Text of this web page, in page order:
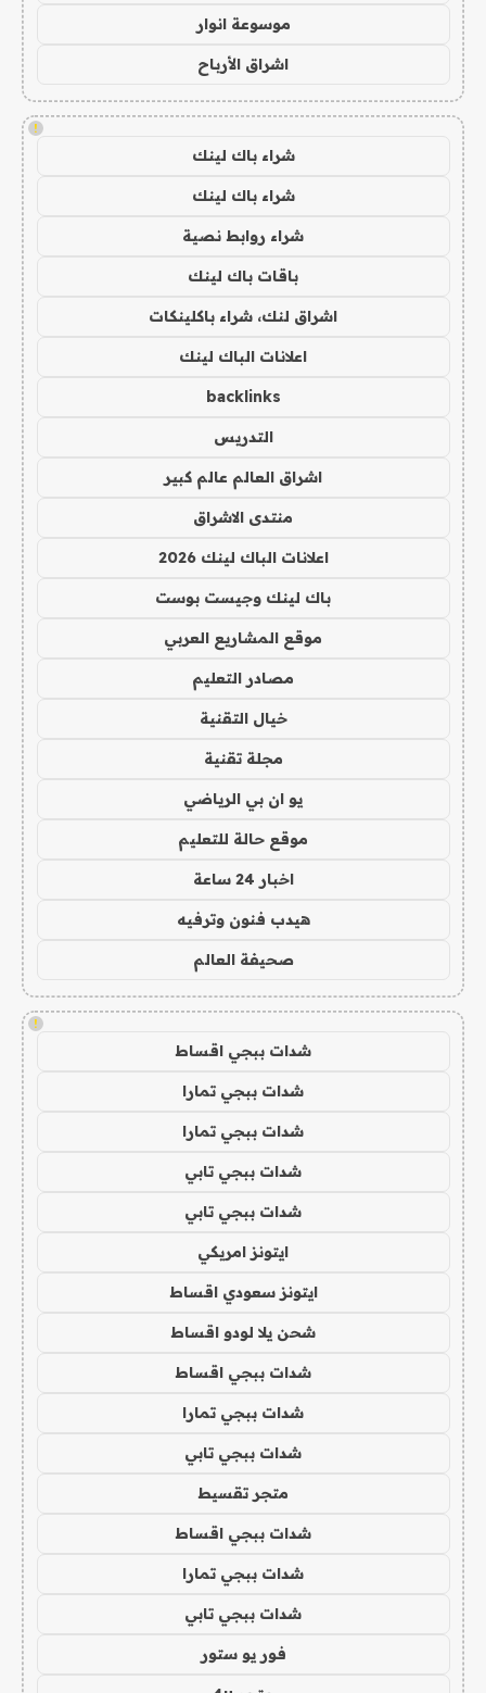
موسوعة انوار
اشراق الأرباح
!
شراء باك لينك
شراء باك لينك
شراء روابط نصية
باقات باك لينك
اشراق لنك، شراء باكلينكات
اعلانات الباك لينك
backlinks
التدريس
اشراق العالم عالم كبير
منتدى الاشراق
اعلانات الباك لينك 2026
باك لينك وجيست بوست
موقع المشاريع العربي
مصادر التعليم
خيال التقنية
مجلة تقنية
يو ان بي الرياضي
موقع حالة للتعليم
اخبار 24 ساعة
هيدب فنون وترفيه
صحيفة العالم
!
شدات ببجي اقساط
شدات ببجي تمارا
شدات ببجي تمارا
شدات ببجي تابي
شدات ببجي تابي
ايتونز امريكي
ايتونز سعودي اقساط
شحن يلا لودو اقساط
شدات ببجي اقساط
شدات ببجي تمارا
شدات ببجي تابي
متجر تقسيط
شدات ببجي اقساط
شدات ببجي تمارا
شدات ببجي تابي
فور يو ستور